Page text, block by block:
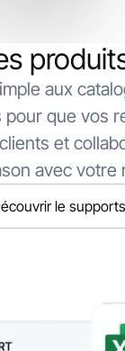
aux
pour que vos
et
avec votre
le